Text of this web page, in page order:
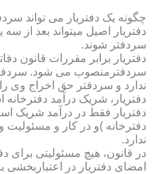
چگونه یک دفتریار می تواند
دفتریار اصیل میتواند بعد از
سردفتر شوند.
دفتریار برابر مقررات قانون
سردفترمنصوب می شود.
ندارد و سردفتر حق اخراج وی را
دفتریار، شریک درآمد
دفترخانه )و در کار و مسئولیت
ندارد.
در قانون، هیچ مسئولیتی برای
امضای دفتریار در اعتباربخشی